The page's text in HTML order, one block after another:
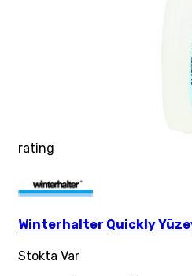
rating
Winterhalter Quickly
Stokta Var